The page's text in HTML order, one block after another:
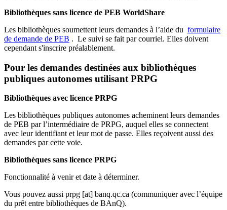
Bibliothèques sans licence de PEB WorldShare
Les bibliothèques soumettent leurs demandes à l’aide du formulaire
de demande de PEB . Le suivi se fait par courriel. Elles doivent
cependant s'inscrire préalablement.
Pour les demandes destinées aux bibliothèques
publiques autonomes utilisant PRPG
Bibliothèques avec licence PRPG
Les bibliothèques publiques autonomes acheminent leurs demandes
de PEB par l’intermédiaire de PRPG, auquel elles se connectent
avec leur identifiant et leur mot de passe. Elles reçoivent aussi des
demandes par cette voie.
Bibliothèques sans licence PRPG
Fonctionnalité à venir et date à déterminer.
Vous pouvez aussi prpg [at] banq.qc.ca (communiquer avec l’équipe
du prêt entre bibliothèques de BAnQ).